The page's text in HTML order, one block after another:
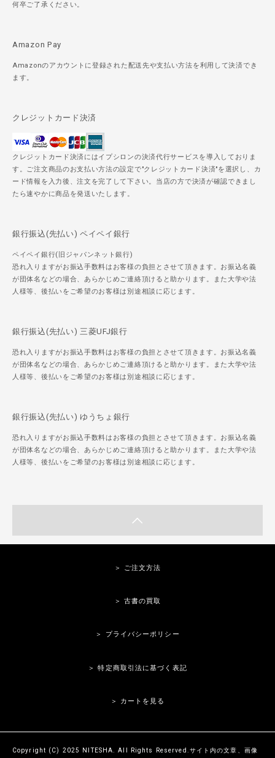
何卒ご了承ください。
Amazon Pay
Amazonのアカウントに登録された配送先や支払い方法を利用して決済でき
ます。
クレジットカード決済
クレジットカード決済にはイプシロンの決済代行サービスを導入しておりま
す。ご注文商品のお支払い方法の設定で"クレジットカード決済"を選択し、カ
ード情報を入力後、注文を完了して下さい。当店の方で決済が確認できまし
たら速やかに商品を発送いたします。
銀行振込(先払い) ペイペイ銀行
ペイペイ銀行(旧ジャパンネット銀行)
恐れ入りますがお振込手数料はお客様の負担とさせて頂きます。お振込名義
が団体名などの場合、あらかじめご連絡頂けると助かります。また大学や法
人様等、後払いをご希望のお客様は別途相談に応じます。
銀行振込(先払い) 三菱UFJ銀行
恐れ入りますがお振込手数料はお客様の負担とさせて頂きます。お振込名義
が団体名などの場合、あらかじめご連絡頂けると助かります。また大学や法
人様等、後払いをご希望のお客様は別途相談に応じます。
銀行振込(先払い) ゆうちょ銀行
恐れ入りますがお振込手数料はお客様の負担とさせて頂きます。お振込名義
が団体名などの場合、あらかじめご連絡頂けると助かります。また大学や法
人様等、後払いをご希望のお客様は別途相談に応じます。
＞ ご注文方法
＞ 古書の買取
＞ プライバシーポリシー
＞ 特定商取引法に基づく表記
＞ カートを見る
Copyright (C) 2025 NITESHA. All Rights Reserved.サイト内の文章、画像